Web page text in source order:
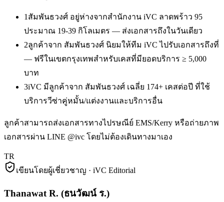
1สัมพันธวงศ์ อยู่ห่างจากสำนักงาน iVC ลาดพร้าว 95
ประมาณ 19-39 กิโลเมตร — ส่งเอกสารถึงในวันเดียว
2ลูกค้าจาก สัมพันธวงศ์ นิยมให้ทีม iVC ไปรับเอกสารถึงที่
— ฟรีในเขตกรุงเทพสำหรับเคสที่มียอดบริการ ≥ 5,000
บาท
3iVC มีลูกค้าจาก สัมพันธวงศ์ เฉลี่ย 174+ เคสต่อปี ที่ใช้
บริการวีซ่าคู่หมั้น/แต่งงานและบริการอื่น
ลูกค้าสามารถส่งเอกสารทางไปรษณีย์ EMS/Kerry หรือถ่ายภาพ
เอกสารผ่าน LINE @ivc โดยไม่ต้องเดินทางมาเอง
TR
เขียนโดยผู้เชี่ยวชาญ · iVC Editorial
Thanawat R. (ธนวัฒน์ ร.)